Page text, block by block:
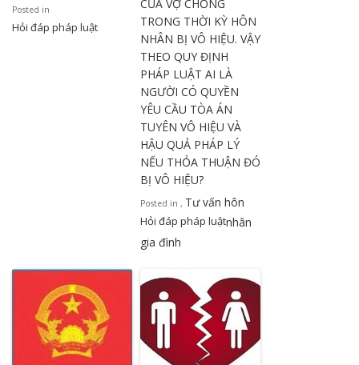
Posted in
Hỏi đáp pháp luật
CỦA VỢ CHỒNG
TRONG THỜI KỲ HÔN
NHÂN BỊ VÔ HIỆU. VẬY
THEO QUY ĐỊNH
PHÁP LUẬT AI LÀ
NGƯỜI CÓ QUYỀN
YÊU CẦU TÒA ÁN
TUYÊN VÔ HIỆU VÀ
HẬU QUẢ PHÁP LÝ
NẾU THỎA THUẬN ĐÓ
BỊ VÔ HIỆU?
Posted in
Hỏi đáp pháp luật
, Tư vấn hôn
nhân
gia đình